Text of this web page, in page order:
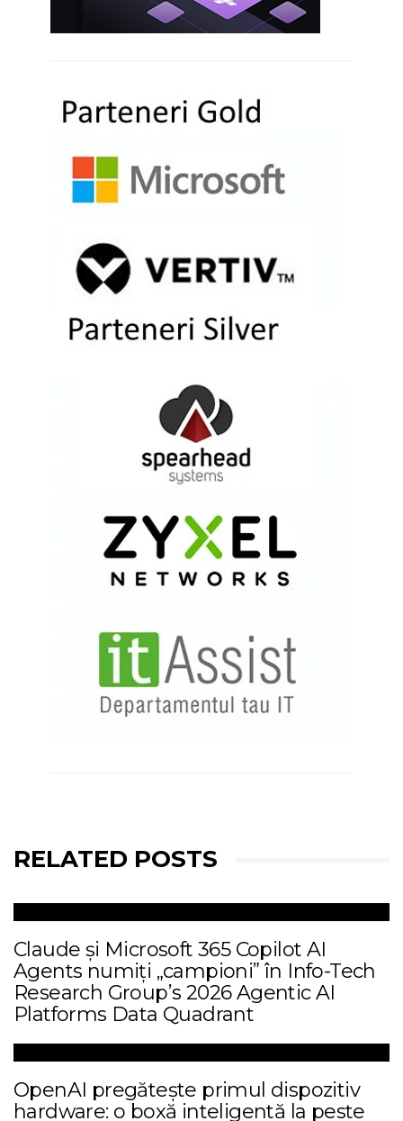
RELATED POSTS
Claude și Microsoft 365 Copilot AI
Agents numiți „campioni” în Info-Tech
Research Group’s 2026 Agentic AI
Platforms Data Quadrant
OpenAI pregătește primul dispozitiv
hardware: o boxă inteligentă la peste